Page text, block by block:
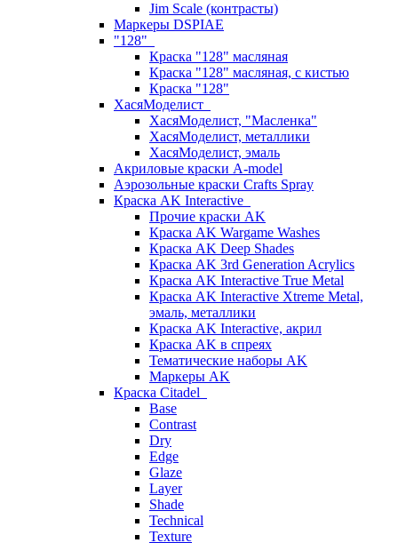
Jim Scale (контрасты)
Маркеры DSPIAE
"128"
Краска "128" масляная
Краска "128" масляная, с кистью
Краска "128"
ХасяМоделист
ХасяМоделист, "Масленка"
ХасяМоделист, металлики
ХасяМоделист, эмаль
Акриловые краски A-model
Аэрозольные краски Crafts Spray
Краска AK Interactive
Прочие краски AK
Краска AK Wargame Washes
Краска AK Deep Shades
Краска AK 3rd Generation Acrylics
Краска AK Interactive True Metal
Краска AK Interactive Xtreme Metal,
эмаль, металлики
Краска AK Interactive, акрил
Краска AK в спреях
Тематические наборы AK
Маркеры AK
Краска Citadel
Base
Contrast
Dry
Edge
Glaze
Layer
Shade
Technical
Texture